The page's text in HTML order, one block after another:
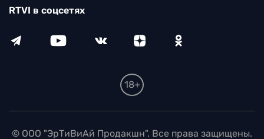
RTVI в соцсетях
18+
© ООО "ЭрТиВиАй Продакшн". Все права защищены.